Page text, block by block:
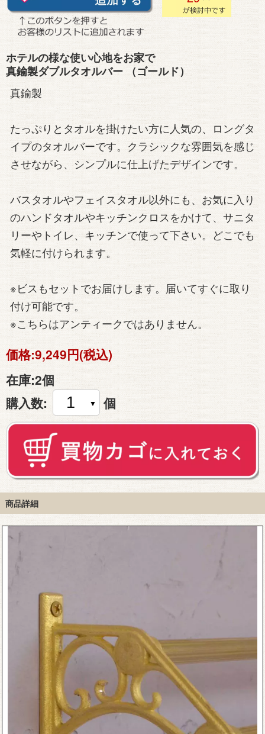
ホテルの様な使い心地をお家で
真鍮製ダブルタオルバー （ゴールド）
真鍮製
たっぷりとタオルを掛けたい方に人気の、ロングタ
イプのタオルバーです。クラシックな雰囲気を感じ
させながら、シンプルに仕上げたデザインです。
バスタオルやフェイスタオル以外にも、お気に入り
のハンドタオルやキッチンクロスをかけて、サニタ
リーやトイレ、キッチンで使って下さい。どこでも
気軽に付けられます。
※ビスもセットでお届けします。届いてすぐに取り
付け可能です。
※こちらはアンティークではありません。
価格:9,249円(税込)
在庫:2個
購入数:
個
商品詳細